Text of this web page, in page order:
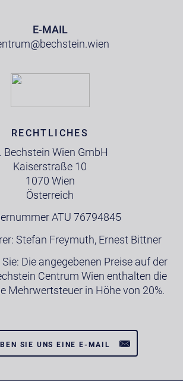
E-MAIL
RECHTLICHES
Bechstein Wien GmbH
Kaiserstraße 10
1070 Wien
Österreich
ATU 76794845
Stefan Freymuth, Ernest Bittner
Die angegebenen Preise auf der
Centrum Wien enthalten die
Mehrwertsteuer in Höhe von 20%.
SIE UNS EINE E-MAIL